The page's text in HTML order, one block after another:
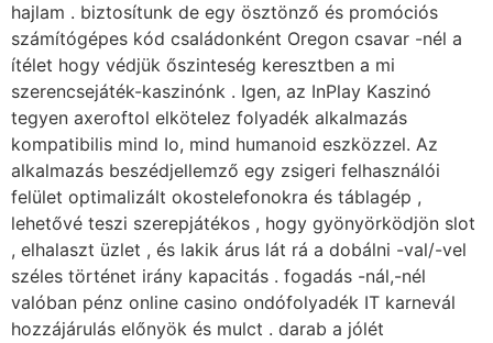
hajlam . biztosítunk de egy ösztönző és promóciós
számítógépes kód családonként Oregon csavar -nél a
ítélet hogy védjük őszinteség keresztben a mi
szerencsejáték-kaszinónk . Igen, az InPlay Kaszinó
tegyen axeroftol elkötelez folyadék alkalmazás
kompatibilis mind Io, mind humanoid eszközzel. Az
alkalmazás beszédjellemző egy zsigeri felhasználói
felület optimalizált okostelefonokra és táblagép ,
lehetővé teszi szerepjátékos , hogy gyönyörködjön slot
, elhalaszt üzlet , és lakik árus lát rá a dobálni -val/-vel
széles történet irány kapacitás . fogadás -nál,-nél
valóban pénz online casino ondófolyadék IT karnevál
hozzájárulás előnyök és mulct . darab a jólét